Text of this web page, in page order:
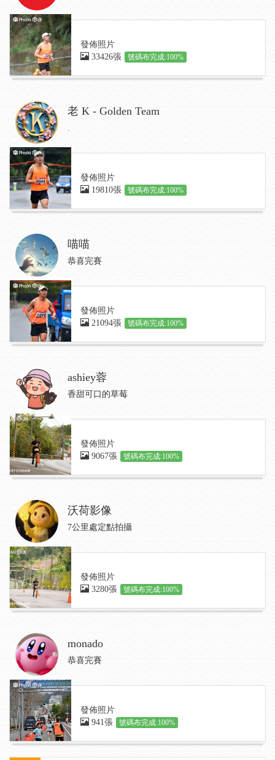
發佈照片
33426張
號碼布完成:100%
老 K - Golden Team
.
發佈照片
19810張
號碼布完成:100%
喵喵
恭喜完賽
發佈照片
21094張
號碼布完成:100%
ashiey蓉
香甜可口的草莓
發佈照片
9067張
號碼布完成:100%
沃荷影像
7公里處定點拍攝
發佈照片
3280張
號碼布完成:100%
monado
恭喜完賽
發佈照片
941張
號碼布完成:100%